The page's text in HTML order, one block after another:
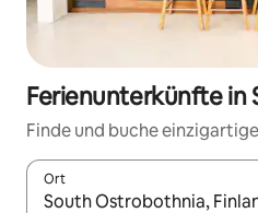
Ferienunterkünfte in
Finde und buche
Ort
Wenn Ergebnisse verfügbar